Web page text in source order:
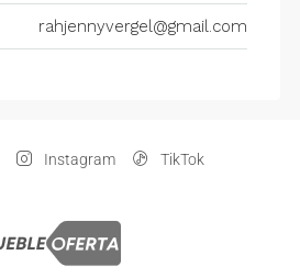
rahjennyvergel@gmail.com
Instagram TikTok